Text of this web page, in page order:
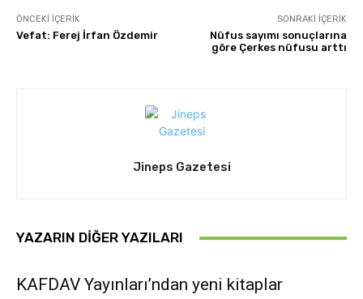
ÖNCEKI İÇERIK
Vefat: Ferej İrfan Özdemir
SONRAKI İÇERIK
Nüfus sayımı sonuçlarına
göre Çerkes nüfusu arttı
Jineps Gazetesi
YAZARIN DIĞER YAZILARI
KAFDAV Yayınları’ndan yeni kitaplar